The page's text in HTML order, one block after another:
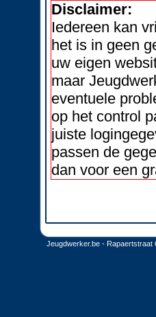
Disclaimer:
Iedereen kan
het is in geen
uw eigen
maar
eventuele
op het control
juiste
passen de
dan voor een
Jeugdwerker.be - Rapaertstraat